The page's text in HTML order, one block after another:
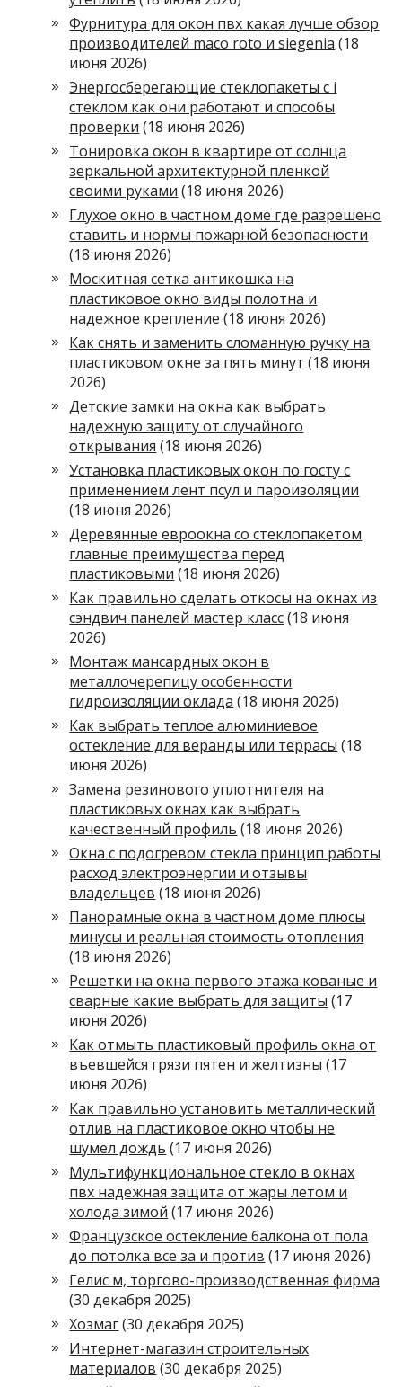
Фурнитура для окон пвх какая лучше обзор
производителей maco roto и siegenia (18
июня 2026)
Энергосберегающие стеклопакеты с i
стеклом как они работают и способы
проверки (18 июня 2026)
Тонировка окон в квартире от солнца
зеркальной архитектурной пленкой
своими руками (18 июня 2026)
Глухое окно в частном доме где разрешено
ставить и нормы пожарной безопасности
(18 июня 2026)
Москитная сетка антикошка на
пластиковое окно виды полотна и
надежное крепление (18 июня 2026)
Как снять и заменить сломанную ручку на
пластиковом окне за пять минут (18 июня
2026)
Детские замки на окна как выбрать
надежную защиту от случайного
открывания (18 июня 2026)
Установка пластиковых окон по госту с
применением лент псул и пароизоляции
(18 июня 2026)
Деревянные евроокна со стеклопакетом
главные преимущества перед
пластиковыми (18 июня 2026)
Как правильно сделать откосы на окнах из
сэндвич панелей мастер класс (18 июня
2026)
Монтаж мансардных окон в
металлочерепицу особенности
гидроизоляции оклада (18 июня 2026)
Как выбрать теплое алюминиевое
остекление для веранды или террасы (18
июня 2026)
Замена резинового уплотнителя на
пластиковых окнах как выбрать
качественный профиль (18 июня 2026)
Окна с подогревом стекла принцип работы
расход электроэнергии и отзывы
владельцев (18 июня 2026)
Панорамные окна в частном доме плюсы
минусы и реальная стоимость отопления
(18 июня 2026)
Решетки на окна первого этажа кованые и
сварные какие выбрать для защиты (17
июня 2026)
Как отмыть пластиковый профиль окна от
въевшейся грязи пятен и желтизны (17
июня 2026)
Как правильно установить металлический
отлив на пластиковое окно чтобы не
шумел дождь (17 июня 2026)
Мультифункциональное стекло в окнах
пвх надежная защита от жары летом и
холода зимой (17 июня 2026)
Французское остекление балкона от пола
до потолка все за и против (17 июня 2026)
Гелис м, торгово-производственная фирма
(30 декабря 2025)
Хозмаг (30 декабря 2025)
Интернет-магазин строительных
материалов (30 декабря 2025)